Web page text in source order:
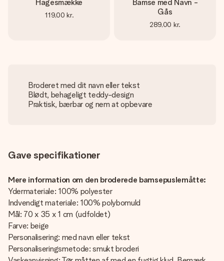
Hagesmække
119,00 kr.
Bamse med Navn -
Gås
289,00 kr.
Broderet med dit navn eller tekst
Blødt, behageligt teddy-design
Praktisk, bærbar og nem at opbevare
Gave specifikationer
Mere information om den broderede bamsepuslemåtte:
Ydermateriale: 100% polyester
Indvendigt materiale: 100% polybomuld
Mål: 70 x 35 x 1 cm (udfoldet)
Farve: beige
Personalisering: med navn eller tekst
Personaliseringsmetode: smukt broderi